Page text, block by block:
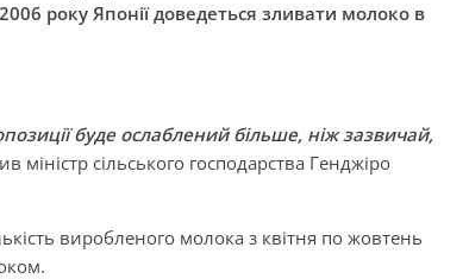
року Японії доведеться зливати молоко в
буде ослаблений більше, ніж зазвичай,
міністр сільського господарства Генджіро
виробленого молока з квітня по жовтень